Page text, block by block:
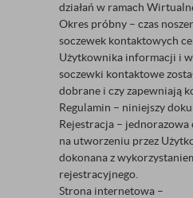
działań w ramach
Okres próbny – czas
soczewek kontaktowych
Użytkownika informacji i
soczewki kontaktowe
dobrane i czy zapewniają
Regulamin – niniejszy
Rejestracja – jednorazowa
na utworzeniu przez
dokonana z
rejestracyjnego.
Strona internetowa –